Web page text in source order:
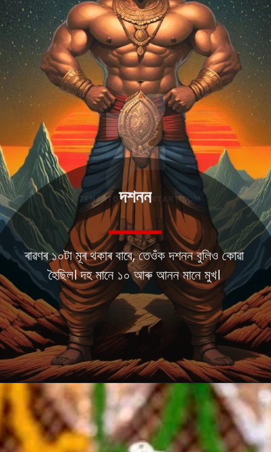
ৰাৱণৰ ১০টা মূৰ থকাৰ বাবে, তেওঁক দশনন বুলিও কোৱা
হৈছিল। দহ মানে ১০ আৰু আনন মানে মুখ।
দশনন